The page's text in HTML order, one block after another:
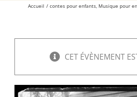
Accueil contes pour enfants Musique pour
CET ÉVÈNEMENT